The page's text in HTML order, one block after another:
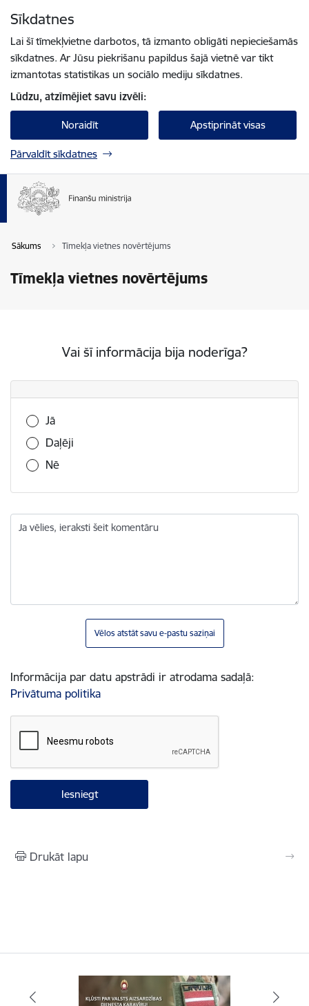
Sīkdatnes
Lai šī tīmekļvietne darbotos, tā izmanto obligāti nepieciešamās
sīkdatnes. Ar Jūsu piekrišanu papildus šajā vietnē var tikt
izmantotas statistikas un sociālo mediju sīkdatnes.
Lūdzu, atzīmējiet savu izvēli:
Noraidīt Apstiprināt visas
Pārvaldīt sīkdatnes
Sākums Tīmekļa vietnes novērtējums
Tīmekļa vietnes novērtējums
Vai šī informācija bija noderīga?
Vai šī informācija bija noderīga?
Jā
Daļēji
Nē
Ja vēlies, ieraksti šeit komentāru
Vēlos atstāt savu e-pastu saziņai
Informācija par datu apstrādi ir atrodama sadaļā:
Privātuma politika
Drukāt lapu